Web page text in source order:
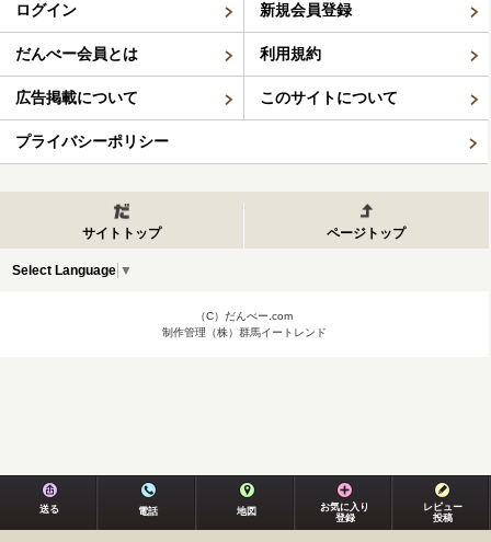
ログイン 新規会員登録
だんべー会員とは 利用規約
広告掲載について このサイトについて
プライバシーポリシー
サイトトップ ページトップ
Select Language ▼
（C）だんべー.com
制作管理（株）群馬イートレンド
送る 電話 地図
お気に入り
登録
レビュー
投稿